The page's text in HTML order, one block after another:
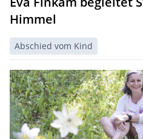
Himmel
Abschied vom Kind